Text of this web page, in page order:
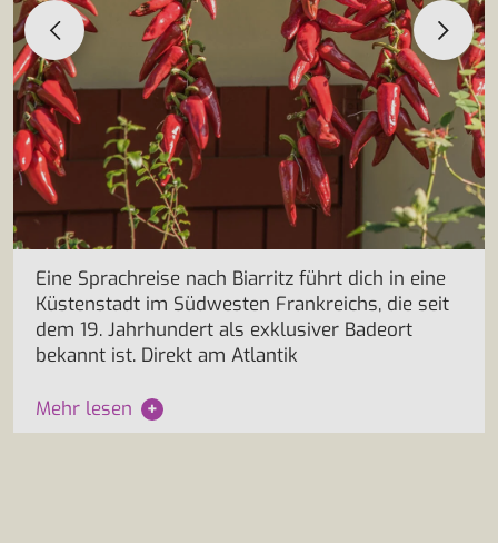
Eine Sprachreise nach Biarritz führt dich in eine
Küstenstadt im Südwesten Frankreichs, die seit
dem 19. Jahrhundert als exklusiver Badeort
bekannt ist. Direkt am Atlantik
Mehr lesen +